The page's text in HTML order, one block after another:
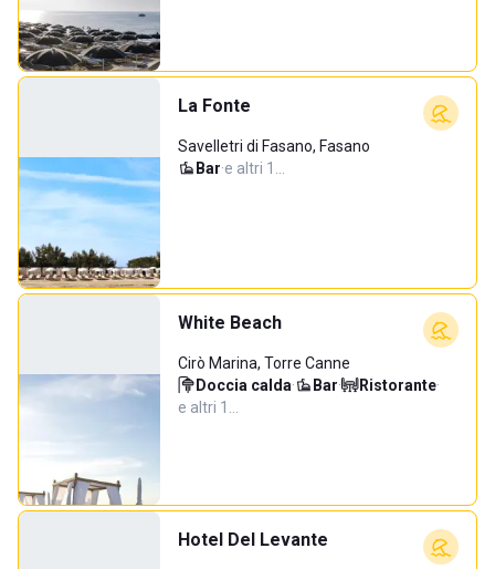
La Fonte
Savelletri di Fasano, Fasano
Bar·e altri 1…
White Beach
Cirò Marina, Torre Canne
Doccia calda· Bar· Ristorante·
e altri 1…
Hotel Del Levante